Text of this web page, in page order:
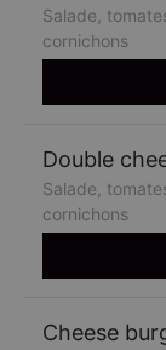
Salade,
cornichons
Double
Salade,
cornichons
Cheese